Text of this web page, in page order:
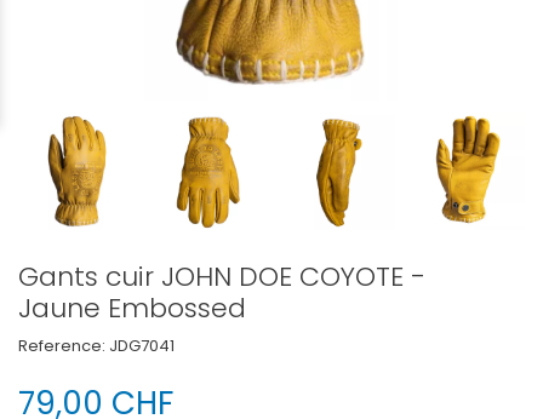
Gants cuir JOHN DOE COYOTE -
Jaune Embossed
Reference: JDG7041
79,00 CHF